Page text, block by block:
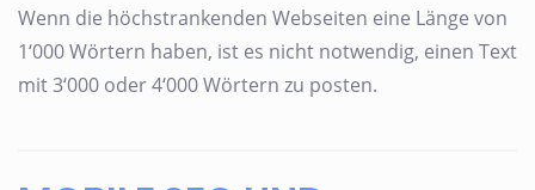
Wenn die höchstrankenden Webseiten eine Länge von
1‘000 Wörtern haben, ist es nicht notwendig, einen Text
mit 3‘000 oder 4‘000 Wörtern zu posten.